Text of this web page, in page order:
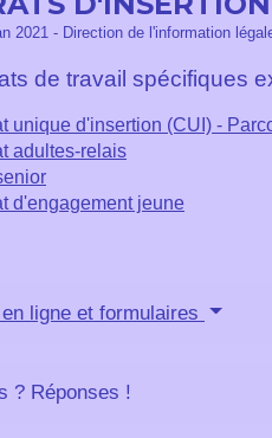
2021 - Direction de l'information
de travail spécifiques
unique d'insertion (CUI) -
adultes-relais
d'engagement jeune
ligne et formulaires
? Réponses !